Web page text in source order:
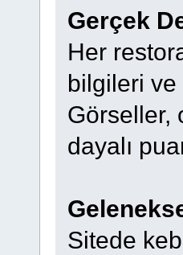
Gerçek
Her
bilgileri ve
Görseller,
dayalı
Sitede